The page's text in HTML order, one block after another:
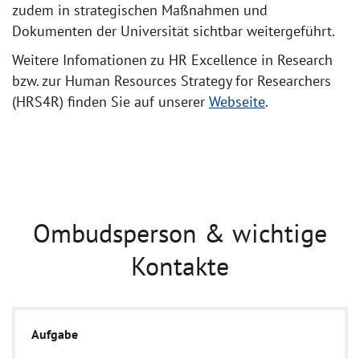
zudem in strategischen Maßnahmen und
Dokumenten der Universität sichtbar weitergeführt.
Weitere Infomationen zu HR Excellence in Research
bzw. zur Human Resources Strategy for Researchers
(HRS4R) finden Sie auf unserer Webseite.
Ombudsperson & wichtige
Kontakte
Aufgabe